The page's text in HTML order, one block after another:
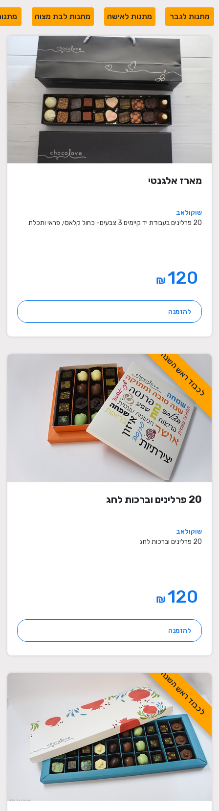
מתנות לגבר מתנות לאישה מתנות לבת מצוה
מארז אלגנטי
שוקולאב
20 פרלינים בעבודת יד קיימים 3 צבעים- כחול קלאסי, פראי ותכלת
₪
להזמנה
לכבוד ראש השנה
20 פרלינים וברכות לחג
שוקולאב
20 פרלינים וברכות לחג
₪
להזמנה
לכבוד ראש השנה